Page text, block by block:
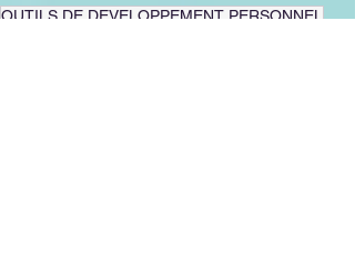
OUTILS DE DEVELOPPEMENT PERSONNEL